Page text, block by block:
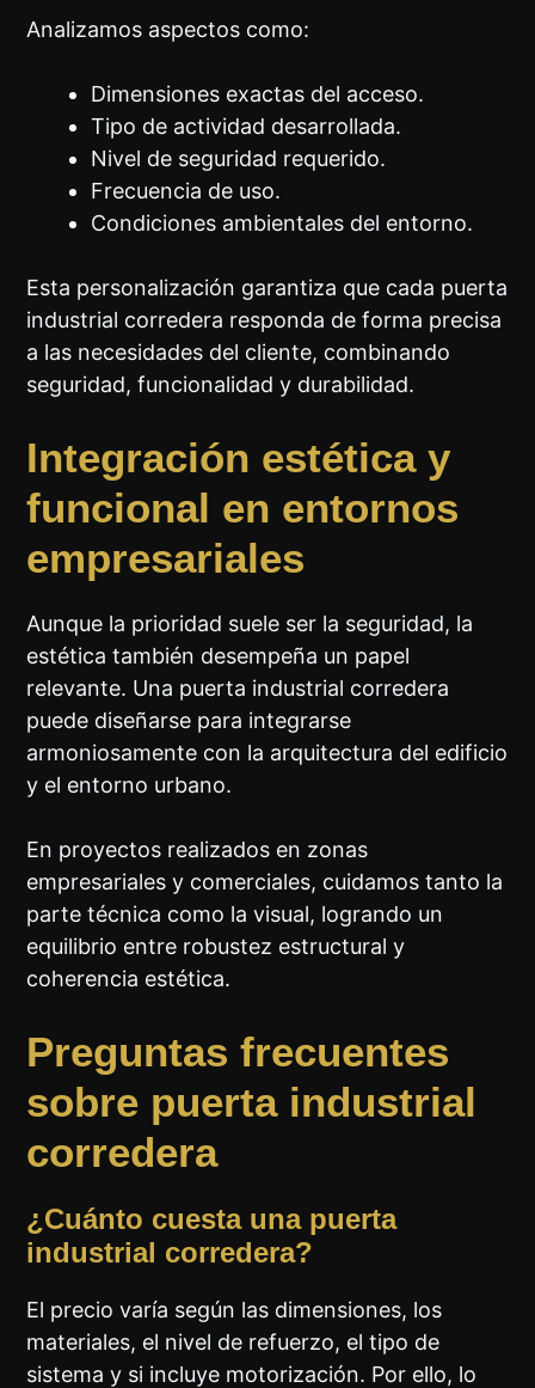
Analizamos aspectos como:
Dimensiones exactas del acceso.
Tipo de actividad desarrollada.
Nivel de seguridad requerido.
Frecuencia de uso.
Condiciones ambientales del entorno.
Esta personalización garantiza que cada puerta
industrial corredera responda de forma precisa
a las necesidades del cliente, combinando
seguridad, funcionalidad y durabilidad.
Integración estética y
funcional en entornos
empresariales
Aunque la prioridad suele ser la seguridad, la
estética también desempeña un papel
relevante. Una puerta industrial corredera
puede diseñarse para integrarse
armoniosamente con la arquitectura del edificio
y el entorno urbano.
En proyectos realizados en zonas
empresariales y comerciales, cuidamos tanto la
parte técnica como la visual, logrando un
equilibrio entre robustez estructural y
coherencia estética.
Preguntas frecuentes
sobre puerta industrial
corredera
¿Cuánto cuesta una puerta
industrial corredera?
El precio varía según las dimensiones, los
materiales, el nivel de refuerzo, el tipo de
sistema y si incluye motorización. Por ello, lo